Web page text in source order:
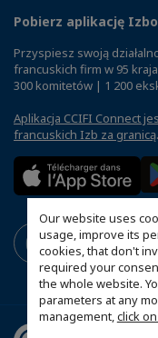
Our website uses
usage, improve its
cookies, that don't
required your
the whole website.
parameters at any
management,click
Pobierz aplikację
Przyspiesz swoją
francuskich firm w 95
300 komitetów | 1 200
Aplikacja CCIFI Connect
francuskich Izb za granicą.